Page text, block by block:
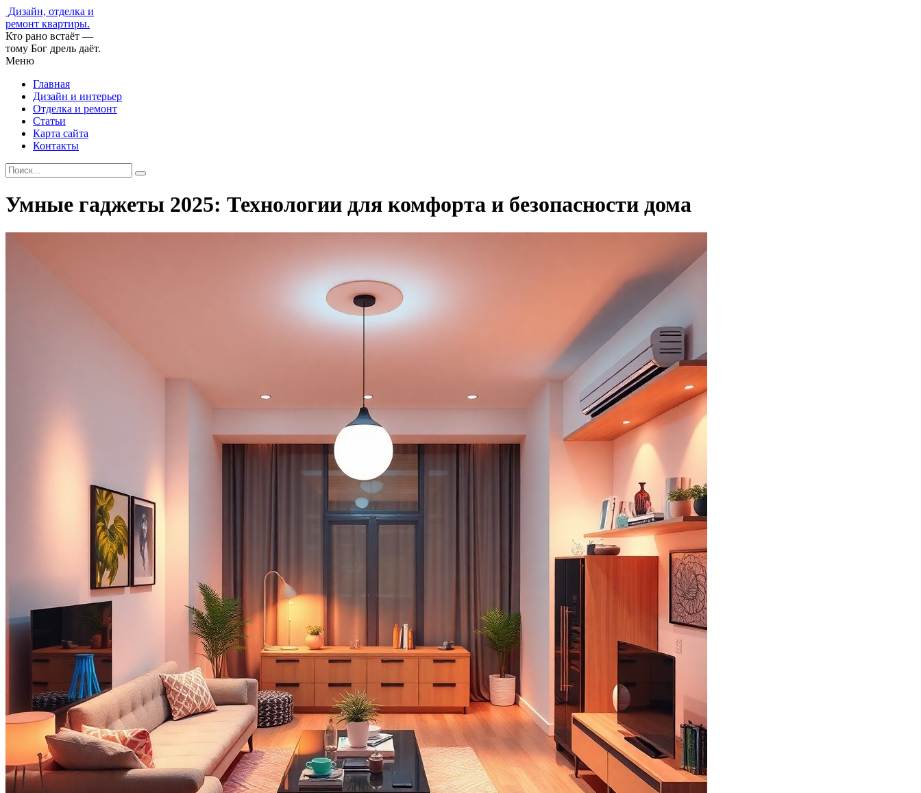
Дизайн, отделка и
ремонт квартиры.
Кто рано встаёт —
тому Бог дрель даёт.
Меню
Главная
Дизайн и интерьер
Отделка и ремонт
Статьи
Карта сайта
Контакты
Умные гаджеты 2025: Технологии для комфорта и безопасности дома